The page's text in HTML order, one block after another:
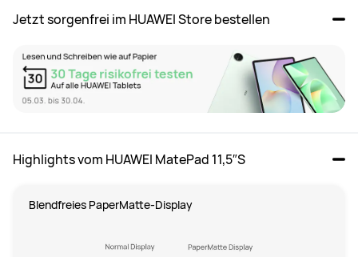
Jetzt sorgenfrei im HUAWEI Store bestellen
Highlights vom HUAWEI MatePad 11,5″S
Blendfreies PaperMatte-Display